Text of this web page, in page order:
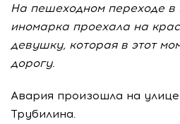
На пешеходном переходе в
иномарка проехала на
девушку, которая в этот
дорогу.
Авария произошла на
Трубилина.